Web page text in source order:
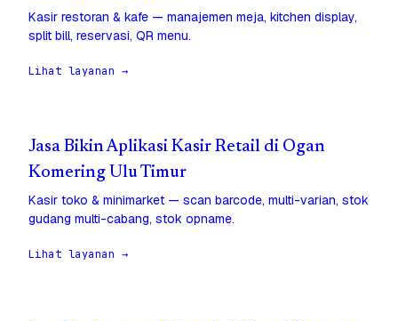
Kasir restoran & kafe — manajemen meja, kitchen display,
split bill, reservasi, QR menu.
Lihat layanan →
Jasa Bikin Aplikasi Kasir Retail di Ogan
Komering Ulu Timur
Kasir toko & minimarket — scan barcode, multi-varian, stok
gudang multi-cabang, stok opname.
Lihat layanan →